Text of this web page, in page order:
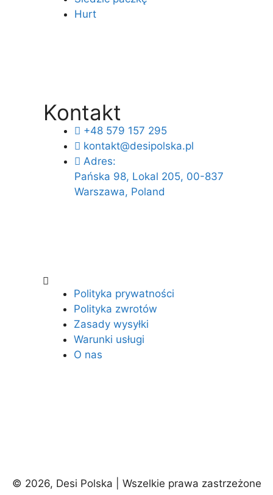
Hurt
Kontakt
+48 579 157 295
kontakt@desipolska.pl
Adres:
Pańska 98, Lokal 205, 00-837
Warszawa, Poland
Polityka prywatności
Polityka zwrotów
Zasady wysyłki
Warunki usługi
O nas
© 2026, Desi Polska | Wszelkie prawa zastrzeżone